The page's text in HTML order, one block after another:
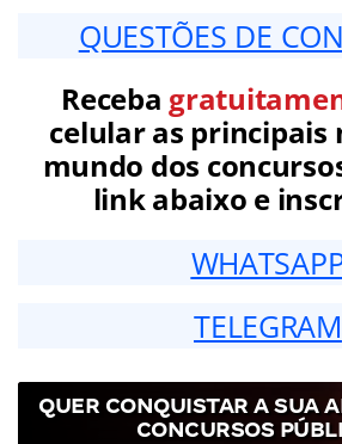
QUESTÕES DE
Receba
celular as principais
mundo dos
link abaixo e
TELEGRAM
QUER CONQUISTAR A SUA
CONCURSOS